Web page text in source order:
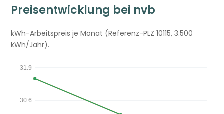
Preisentwicklung bei nvb
kWh-Arbeitspreis je Monat (Referenz-PLZ 10115, 3.500
kWh/Jahr).